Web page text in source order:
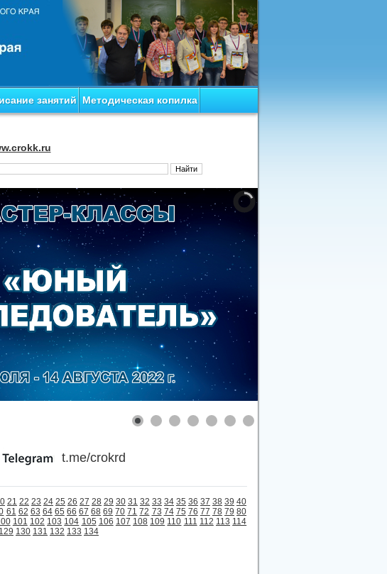
занятий Методическая копилка
t.me/crokrd
21 22 23 24 25 26 27 28 29 30 31 32 33 34 35 36 37 38 39 40
61 62 63 64 65 66 67 68 69 70 71 72 73 74 75 76 77 78 79 80
101 102 103 104 105 106 107 108 109 110 111 112 113 114
129 130 131 132 133 134